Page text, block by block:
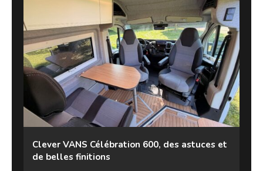
Clever VANS Célébration 600, des astuces et
de belles finitions